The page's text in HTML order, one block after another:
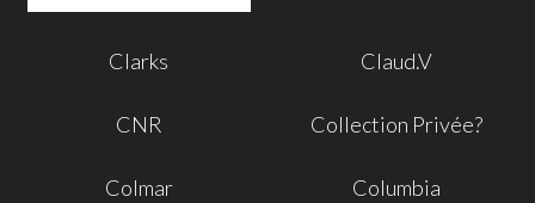
Clarks Claud.V
CNR Collection Privée?
Colmar Columbia